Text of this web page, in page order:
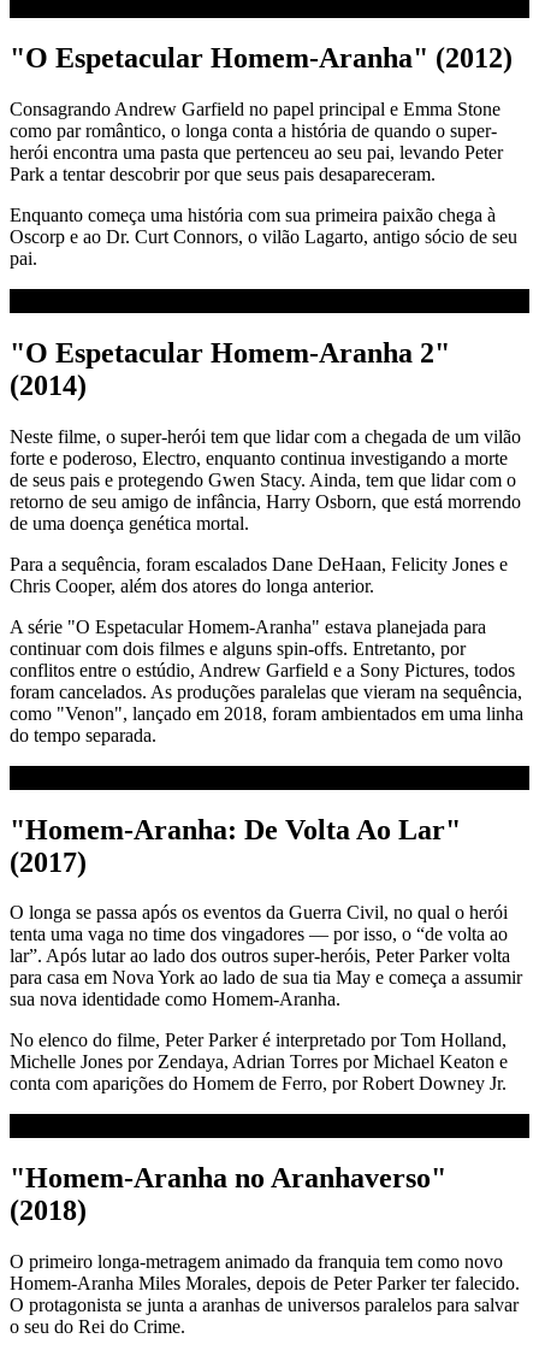
"O Espetacular Homem-Aranha" (2012)
Consagrando Andrew Garfield no papel principal e Emma Stone
como par romântico, o longa conta a história de quando o super-
herói encontra uma pasta que pertenceu ao seu pai, levando Peter
Park a tentar descobrir por que seus pais desapareceram.
Enquanto começa uma história com sua primeira paixão chega à
Oscorp e ao Dr. Curt Connors, o vilão Lagarto, antigo sócio de seu
pai.
"O Espetacular Homem-Aranha 2"
(2014)
Neste filme, o super-herói tem que lidar com a chegada de um vilão
forte e poderoso, Electro, enquanto continua investigando a morte
de seus pais e protegendo Gwen Stacy. Ainda, tem que lidar com o
retorno de seu amigo de infância, Harry Osborn, que está morrendo
de uma doença genética mortal.
Para a sequência, foram escalados Dane DeHaan, Felicity Jones e
Chris Cooper, além dos atores do longa anterior.
A série "O Espetacular Homem-Aranha" estava planejada para
continuar com dois filmes e alguns spin-offs. Entretanto, por
conflitos entre o estúdio, Andrew Garfield e a Sony Pictures, todos
foram cancelados. As produções paralelas que vieram na sequência,
como "Venon", lançado em 2018, foram ambientados em uma linha
do tempo separada.
"Homem-Aranha: De Volta Ao Lar"
(2017)
O longa se passa após os eventos da Guerra Civil, no qual o herói
tenta uma vaga no time dos vingadores — por isso, o “de volta ao
lar”. Após lutar ao lado dos outros super-heróis, Peter Parker volta
para casa em Nova York ao lado de sua tia May e começa a assumir
sua nova identidade como Homem-Aranha.
No elenco do filme, Peter Parker é interpretado por Tom Holland,
Michelle Jones por Zendaya, Adrian Torres por Michael Keaton e
conta com aparições do Homem de Ferro, por Robert Downey Jr.
"Homem-Aranha no Aranhaverso"
(2018)
O primeiro longa-metragem animado da franquia tem como novo
Homem-Aranha Miles Morales, depois de Peter Parker ter falecido.
O protagonista se junta a aranhas de universos paralelos para salvar
o seu do Rei do Crime.